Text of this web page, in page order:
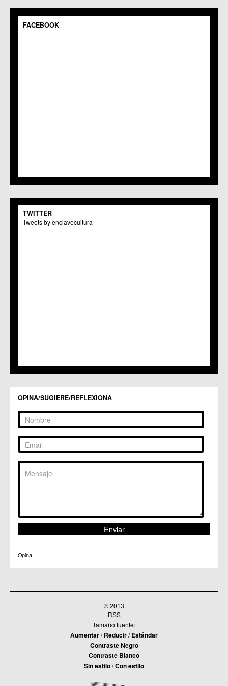
C.M. Gea y Truyols
C.C.S. La Paz
C.M. El Carmen
Centros Culturales
C.C. Puertas de Castilla
C.C. Zarandona
FACEBOOK
TWITTER
Tweets by enclavecultura
OPINA/SUGIERE/REFLEXIONA
Opina
© 2013
RSS
Tamaño fuente:
Aumentar/Reducir/Estándar
Contraste Negro
Contraste Blanco
Sin estilo/Con estilo